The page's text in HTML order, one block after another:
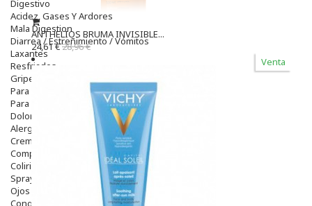
Digestivo
Acidez, Gases Y Ardores
Mala Digestion
Diarrea / Estreñimiento / Vómitos
Laxantes
Resfriados
Gripe Y Resfriados
Para La Tos
Para Descongestionar La Nariz
Dolor De Garganta
Alergias Y Picaduras
Cremas
Comprimidos
Colirios
Sprays
Ojos Y Oidos
Congestión
ANTHELIOS BRUMA INVISIBLE...
24,61 €28,96 €
Venta